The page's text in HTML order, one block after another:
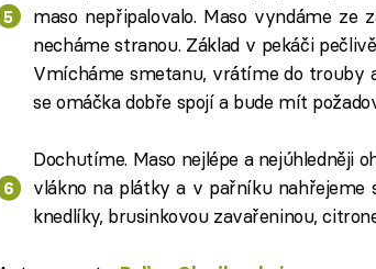
maso nepřipalovalo. Maso vyndáme ze
necháme stranou. Základ v pekáči
Vmícháme smetanu, vrátíme do trouby
se omáčka dobře spojí a bude mít
Dochutíme. Maso nejlépe a nejúhledněji
vlákno na plátky a v pařníku nahřejeme
knedlíky, brusinkovou zavařeninou,